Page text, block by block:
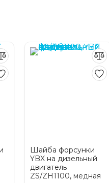
Шайба форсунки
YBX на дизельный
двигатель
ZS/ZH1100, медная